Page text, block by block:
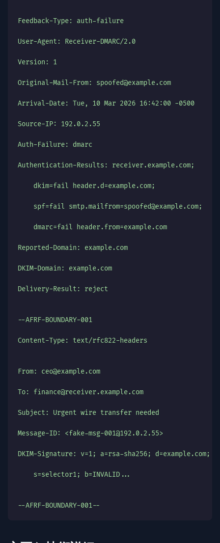
Feedback-Type: auth-failure
User-Agent: Receiver-DMARC/2.0
Version: 1
Original-Mail-From: spoofed@example.com
Arrival-Date: Tue, 10 Mar 2026 16:42:00 -0500
Source-IP: 192.0.2.55
Auth-Failure: dmarc
Authentication-Results: receiver.example.com;
    dkim=fail header.d=example.com;
    spf=fail smtp.mailfrom=spoofed@example.com;
    dmarc=fail header.from=example.com
Reported-Domain: example.com
DKIM-Domain: example.com
Delivery-Result: reject
--AFRF-BOUNDARY-001
Content-Type: text/rfc822-headers
From: ceo@example.com
To: finance@receiver.example.com
Subject: Urgent wire transfer needed
Message-ID: <fake-msg-001@192.0.2.55>
DKIM-Signature: v=1; a=rsa-sha256; d=example.com;
    s=selector1; b=INVALID...
--AFRF-BOUNDARY-001--